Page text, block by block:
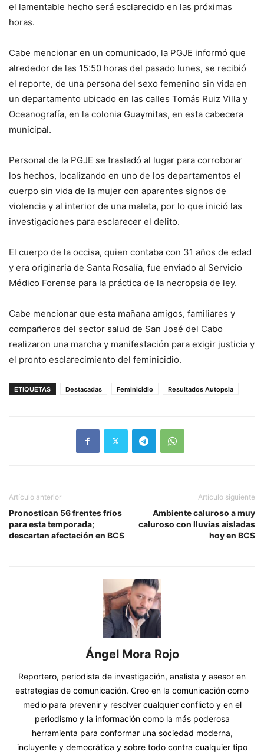
el lamentable hecho será esclarecido en las próximas
horas.
Cabe mencionar en un comunicado, la PGJE informó que
alrededor de las 15:50 horas del pasado lunes, se recibió
el reporte, de una persona del sexo femenino sin vida en
un departamento ubicado en las calles Tomás Ruiz Villa y
Oceanografía, en la colonia Guaymitas, en esta cabecera
municipal.
Personal de la PGJE se trasladó al lugar para corroborar
los hechos, localizando en uno de los departamentos el
cuerpo sin vida de la mujer con aparentes signos de
violencia y al interior de una maleta, por lo que inició las
investigaciones para esclarecer el delito.
El cuerpo de la occisa, quien contaba con 31 años de edad
y era originaria de Santa Rosalía, fue enviado al Servicio
Médico Forense para la práctica de la necropsia de ley.
Cabe mencionar que esta mañana amigos, familiares y
compañeros del sector salud de San José del Cabo
realizaron una marcha y manifestación para exigir justicia y
el pronto esclarecimiento del feminicidio.
ETIQUETAS Destacadas Feminicidio Resultados Autopsia
Artículo anterior
Pronostican 56 frentes fríos
para esta temporada;
descartan afectación en BCS
Artículo siguiente
Ambiente caluroso a muy
caluroso con lluvias aisladas
hoy en BCS
Ángel Mora Rojo
Reportero, periodista de investigación, analista y asesor en
estrategias de comunicación. Creo en la comunicación como
medio para prevenir y resolver cualquier conflicto y en el
periodismo y la información como la más poderosa
herramienta para conformar una sociedad moderna,
incluyente y democrática y sobre todo contra cualquier tipo